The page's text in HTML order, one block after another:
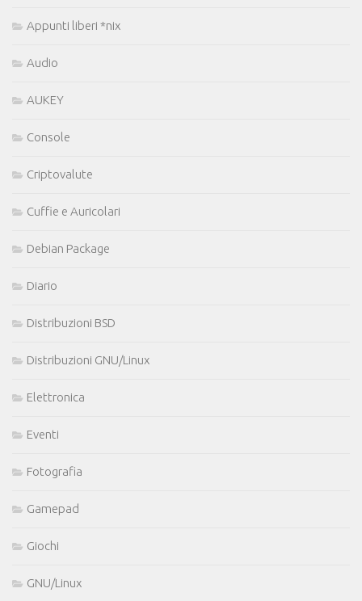
Appunti liberi *nix
Audio
AUKEY
Console
Criptovalute
Cuffie e Auricolari
Debian Package
Diario
Distribuzioni BSD
Distribuzioni GNU/Linux
Elettronica
Eventi
Fotografia
Gamepad
Giochi
GNU/Linux